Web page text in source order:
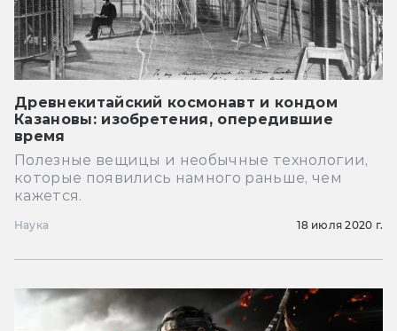
Древнекитайский космонавт и кондом
Казановы: изобретения, опередившие
время
Полезные вещицы и необычные технологии,
которые появились намного раньше, чем
кажется.
Наука 18 июля 2020 г.